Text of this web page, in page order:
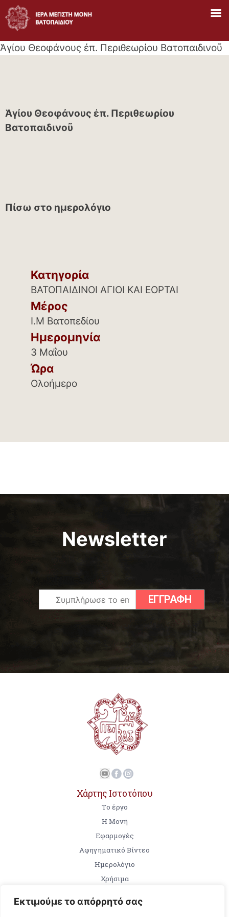
Εκτιμούμε το απόρρητό σας
Skip
to
Ἁγίου Θεοφάνους ἐπ. Περιθεωρίου Βατοπαιδινοῦ
Ἁγίου Θεοφάνους ἐπ. Περιθεωρίου
Βατοπαιδινοῦ
Πίσω στο ημερολόγιο
Κατηγορία
ΒΑΤΟΠΑΙΔΙΝΟΙ ΑΓΙΟΙ ΚΑΙ ΕΟΡΤΑΙ
Μέρος
Ι.Μ Βατοπεδίου
Ημερομηνία
3 Μαΐου
Ώρα
Ολοήμερο
Newsletter
Χάρτης Ιστοτόπου
Tο έργο
Η Μονή
Εφαρμογές
Αφηγηματικό Βίντεο
Ημερολόγιο
Χρήσιμα
Επικοινωνία